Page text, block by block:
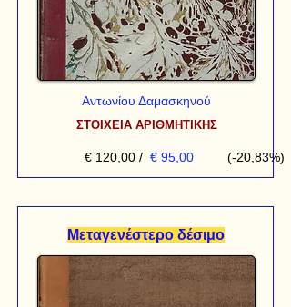
Αντωνίου Δαμασκηνού
ΣΤΟΙΧΕΙΑ ΑΡΙΘΜΗΤΙΚΗΣ
€ 120,00 / € 95,00 (-20,83%)
Μεταγενέστερο δέσιμο